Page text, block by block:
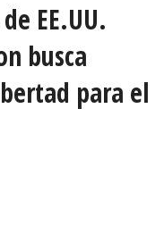
EE.UU.
busca
para el